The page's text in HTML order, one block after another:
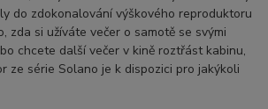
do zdokonalování výškového reproduktoru
zda si užíváte večer o samotě se svými
chcete další večer v kině roztřást kabinu,
ze série Solano je k dispozici pro jakýkoli